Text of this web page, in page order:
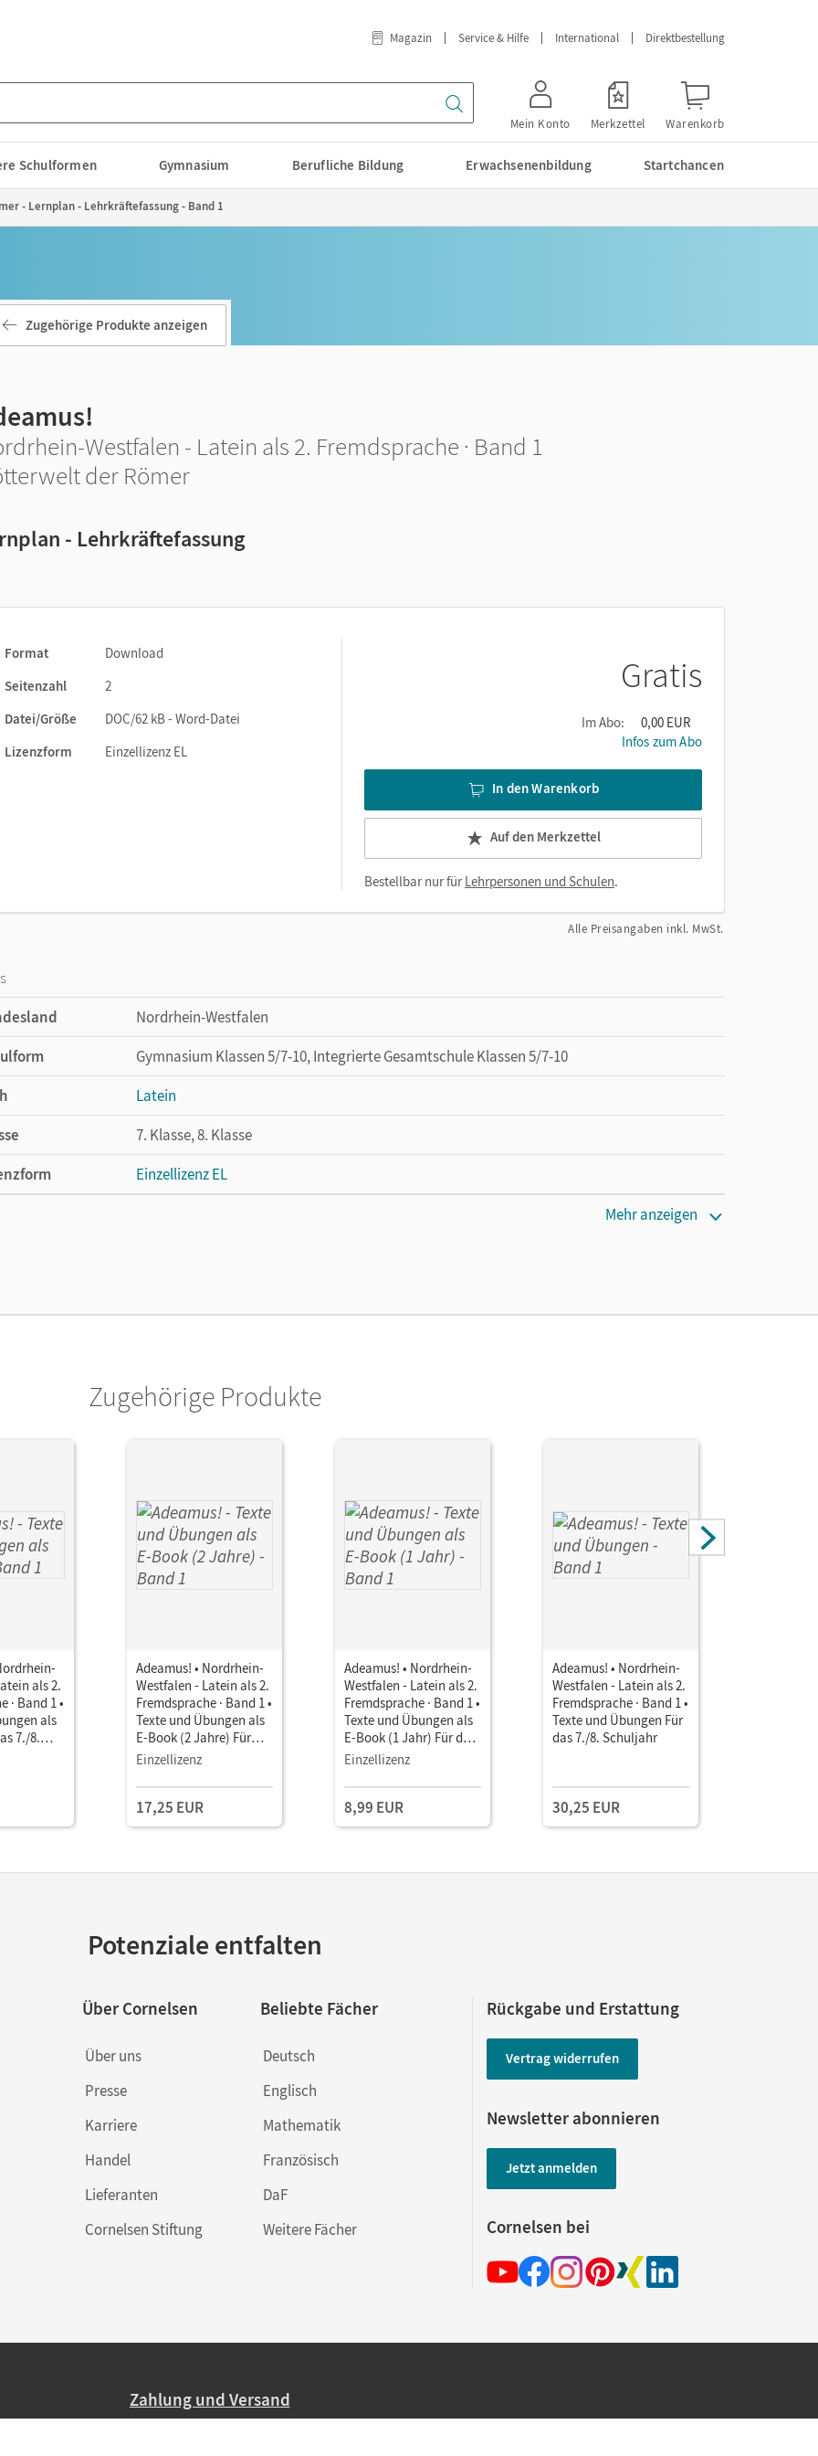
Magazin Service & Hilfe International Direktbestellung
Mein Konto Merkzettel Warenkorb
Schulformen Gymnasium Berufliche Bildung Erwachsenenbildung Startchancen
- Lernplan - Lehrkräftefassung - Band 1
Zugehörige Produkte anzeigen
Westfalen - Latein als 2. Fremdsprache · Band 1
der Römer
- Lehrkräftefassung
Format
Download
Seitenzahl
2
Datei/Größe
DOC/62 kB - Word-Datei
Lizenzform
Einzellizenz EL
Gratis
Im Abo:
0,00 EUR
Infos zum Abo
In den Warenkorb
Auf den Merkzettel
Bestellbar nur fürLehrpersonen und Schulen.
Alle Preisangaben inkl. MwSt.
Nordrhein-Westfalen
Gymnasium Klassen 5/7-10, Integrierte Gesamtschule Klassen 5/7-10
Latein
7. Klasse, 8. Klasse
Einzellizenz EL
Mehr anzeigen
Zugehörige Produkte
als 2.
· Band 1 •
als
7./8.
Adeamus! • Nordrhein-
Westfalen - Latein als 2.
Fremdsprache · Band 1 •
Texte und Übungen als
E-Book (2 Jahre) Für
das 7./8. Schuljahr
Einzellizenz
17,25 EUR
Adeamus! • Nordrhein-
Westfalen - Latein als 2.
Fremdsprache · Band 1 •
Texte und Übungen als
E-Book (1 Jahr) Für das
7./8. Schuljahr
Einzellizenz
8,99 EUR
Adeamus! • Nordrhein-
Westfalen - Latein als 2.
Fremdsprache · Band 1 •
Texte und Übungen Für
das 7./8. Schuljahr
30,25 EUR
Potenziale entfalten
Über Cornelsen
Über uns
Presse
Karriere
Handel
Lieferanten
Cornelsen Stiftung
Beliebte Fächer
Deutsch
Englisch
Mathematik
Französisch
DaF
Weitere Fächer
Rückgabe und Erstattung
Vertrag widerrufen
Newsletter abonnieren
Jetzt anmelden
Cornelsen bei
Zahlung und Versand